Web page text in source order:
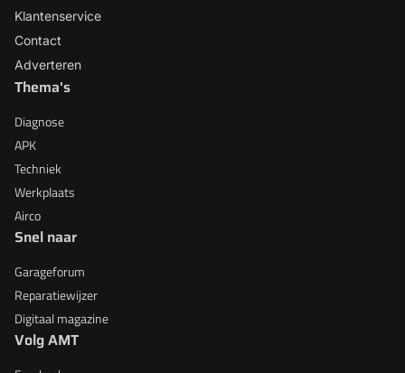
Klantenservice
Contact
Adverteren
Thema's
Diagnose
APK
Techniek
Werkplaats
Airco
Snel naar
Garageforum
Reparatiewijzer
Digitaal magazine
Volg AMT